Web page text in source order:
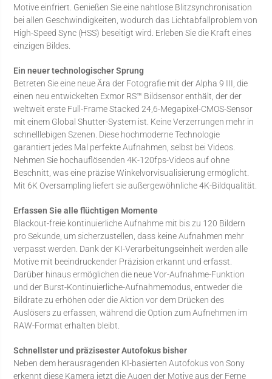
Motive einfriert. Genießen Sie eine nahtlose Blitzsynchronisation
bei allen Geschwindigkeiten, wodurch das Lichtabfallproblem von
High-Speed Sync (HSS) beseitigt wird. Erleben Sie die Kraft eines
einzigen Bildes.
Ein neuer technologischer Sprung
Betreten Sie eine neue Ära der Fotografie mit der Alpha 9 III, die
einen neu entwickelten Exmor RS™ Bildsensor enthält, der der
weltweit erste Full-Frame Stacked 24,6-Megapixel-CMOS-Sensor
mit einem Global Shutter-System ist. Keine Verzerrungen mehr in
schnelllebigen Szenen. Diese hochmoderne Technologie
garantiert jedes Mal perfekte Aufnahmen, selbst bei Videos.
Nehmen Sie hochauflösenden 4K-120fps-Videos auf ohne
Beschnitt, was eine präzise Winkelvorvisualisierung ermöglicht.
Mit 6K Oversampling liefert sie außergewöhnliche 4K-Bildqualität.
Erfassen Sie alle flüchtigen Momente
Blackout-freie kontinuierliche Aufnahme mit bis zu 120 Bildern
pro Sekunde, um sicherzustellen, dass keine Aufnahmen mehr
verpasst werden. Dank der KI-Verarbeitungseinheit werden alle
Motive mit beeindruckender Präzision erkannt und erfasst.
Darüber hinaus ermöglichen die neue Vor-Aufnahme-Funktion
und der Burst-Kontinuierliche-Aufnahmemodus, entweder die
Bildrate zu erhöhen oder die Aktion vor dem Drücken des
Auslösers zu erfassen, während die Option zum Aufnehmen im
RAW-Format erhalten bleibt.
Schnellster und präzisester Autofokus bisher
Neben dem herausragenden KI-basierten Autofokus von Sony
erkennt diese Kamera jetzt die Augen der Motive aus der Ferne